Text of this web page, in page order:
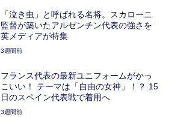
「泣き虫」と呼ばれる名将。スカローニ
監督が築いたアルゼンチン代表の強さを
英メディアが特集
3週間前
フランス代表の最新ユニフォームがかっ
こいい！ テーマは「自由の女神」！？ 15
日のスペイン代表戦で着用へ
3週間前